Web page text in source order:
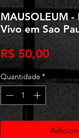
MAUSOLEUM -
Vivo em Sao
R$ 50,00Preço
Quantidade *